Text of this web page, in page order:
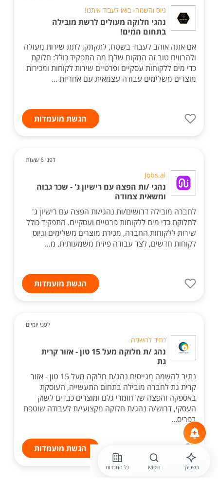
גיוס והשמה- בואו לעבוד איתנו!
נהגי חלוקה מעולים לרשת מובילה
בתחום המים!
אם אתה אוהב לעבוד בשטח, לתקתק, לתת שירות מעולה
ולהרוויח טוב זה המקום שלך! מה התפקיד כולל: חלוקת
כדי מים ללקוחות עסקיים ופרטיים שירות לקוחות ומכירות
מוצרים משלימים עבודה עצמאית עם אחריות ...
הגשת מועמדות
לפני 6 שעות
Jobs.ai
נהגי /ות הפצה עם רישיון ג' - שכר גבוה
ומשאית צמודה
לחברה מובילה דרושים/ות נהגי/ות הפצה עם רישיון ג'
לחלוקת כדי מים ללקוחות פרטיים ועסקיים. התפקיד כולל
שירות ללקוחות החברה, מכירת מוצרים משלימים וגיוס
לקוחות חדשים, לצד עבודה פיזית משמעותית. מ...
הגשת מועמדות
לפני יומיים
נתיב להשמה
נהג /ת חלוקה מעל 15 טון - אזור קרית
גת
נתיב להשמה מגייסים נהג/ת חלוקה מעל 15 טון - אזור
קרית גת לחברה מובילה בתחום התעשייה, העוסקת
באספקה והפצה של חומרי גלם ומוצרים כבדים לשוק
העסקי, דרוש/ה נהג/ת חלוקה מקצועי/ת לעבודה שוטפת
בפריס...
הגשת מועמדות
בשבילך חיפוש כל החברות